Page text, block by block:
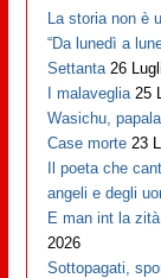
La storia non è
“Da lunedì a
Settanta 26
I malaveglia 25
Wasichu,
Case morte 23
Il poeta che
angeli e degli
E man int la
2026
Sottopagati,